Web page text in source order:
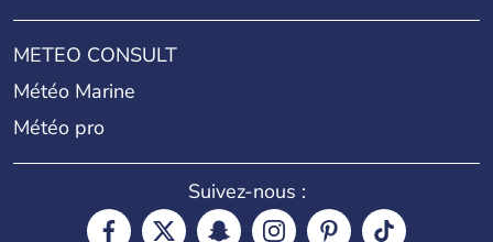
METEO CONSULT
Météo Marine
Météo pro
Suivez-nous :